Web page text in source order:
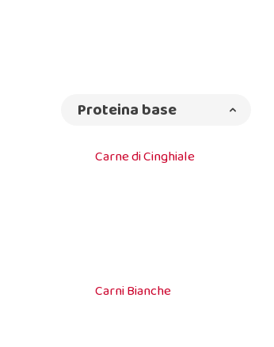
Proteina base
Carne di Cinghiale
Carni Bianche